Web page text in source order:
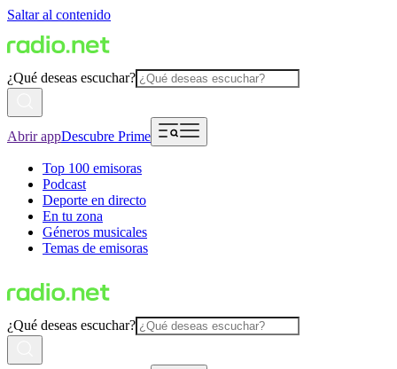
Saltar al contenido
¿Qué deseas escuchar?
Abrir appDescubre Prime
Top 100 emisoras
Podcast
Deporte en directo
En tu zona
Géneros musicales
Temas de emisoras
¿Qué deseas escuchar?